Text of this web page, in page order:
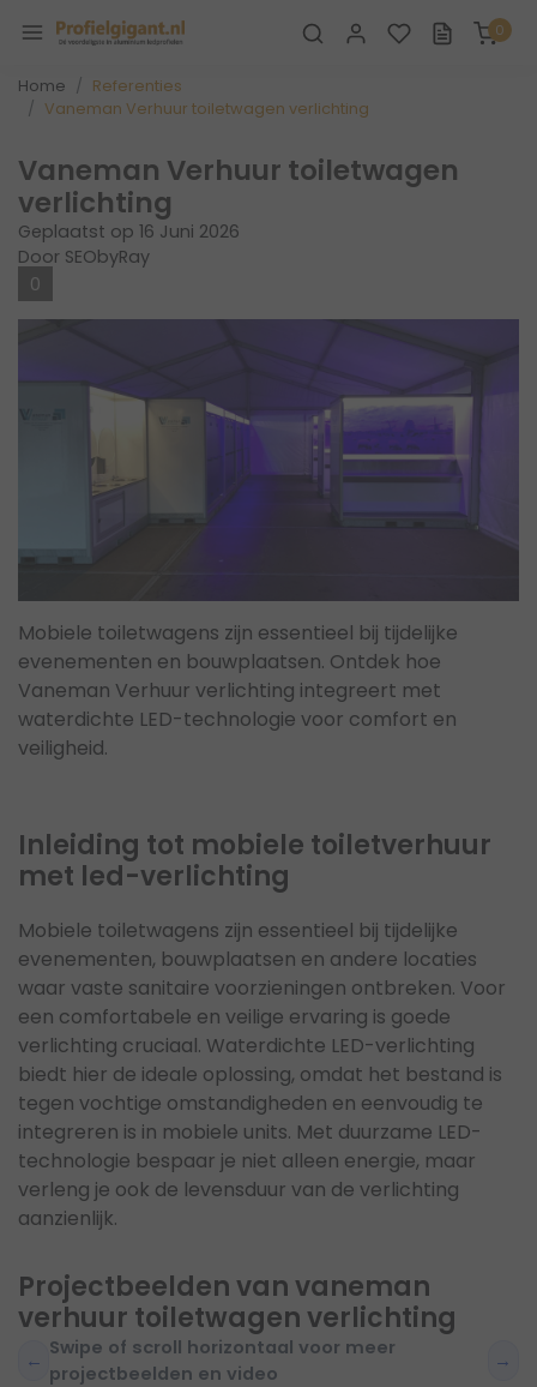
0
Home
Referenties
Vaneman Verhuur toiletwagen verlichting
Vaneman Verhuur toiletwagen
verlichting
Geplaatst op 16 Juni 2026
Door SEObyRay
0
Mobiele toiletwagens zijn essentieel bij tijdelijke
evenementen en bouwplaatsen. Ontdek hoe
Vaneman Verhuur verlichting integreert met
waterdichte LED-technologie voor comfort en
veiligheid.
Inleiding tot mobiele toiletverhuur
met led-verlichting
Mobiele toiletwagens zijn essentieel bij tijdelijke
evenementen, bouwplaatsen en andere locaties
waar vaste sanitaire voorzieningen ontbreken. Voor
een comfortabele en veilige ervaring is goede
verlichting cruciaal. Waterdichte LED-verlichting
biedt hier de ideale oplossing, omdat het bestand is
tegen vochtige omstandigheden en eenvoudig te
integreren is in mobiele units. Met duurzame LED-
technologie bespaar je niet alleen energie, maar
verleng je ook de levensduur van de verlichting
aanzienlijk.
Projectbeelden van vaneman
verhuur toiletwagen verlichting
←
Swipe of scroll horizontaal voor meer
projectbeelden en video
→